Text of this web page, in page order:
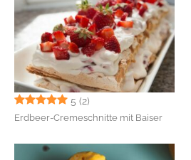
5 (2)
Erdbeer-Cremeschnitte mit Baiser